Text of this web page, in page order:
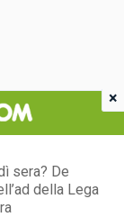
sera? De
della Lega
×